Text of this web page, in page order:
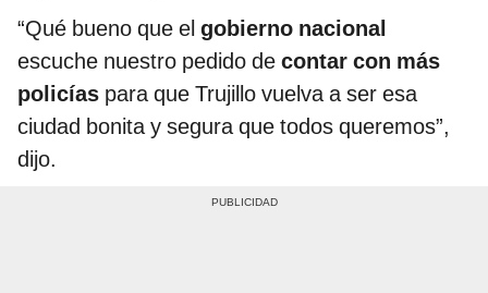
“Qué bueno que el gobierno nacional
escuche nuestro pedido de contar con más
policías para que Trujillo vuelva a ser esa
ciudad bonita y segura que todos queremos”,
dijo.